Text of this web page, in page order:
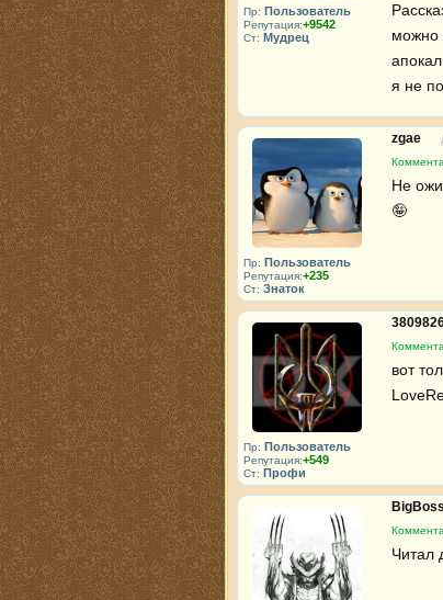
Пр: Пользователь
Репутация:+9542
Ст: Мудрец
можно
я не
Пр: Пользователь
Репутация:+235
Ст: Знаток
zgae
Не
🤪
Пр: Пользователь
Репутация:+549
Ст: Профи
вот
BigBoss
Читал